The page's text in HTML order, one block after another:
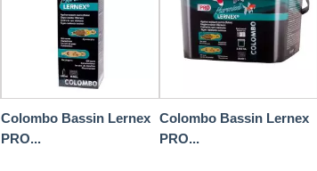
Colombo Bassin Lernex
PRO...
Colombo Bassin Lernex
PRO...